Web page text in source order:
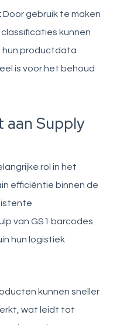
Door gebruik te maken
kunnen
hun productdata
is voor het behoud
aan Supply
rol in het
efficiëntie binnen de
van GS1 barcodes
hun logistiek
kunnen sneller
wat leidt tot